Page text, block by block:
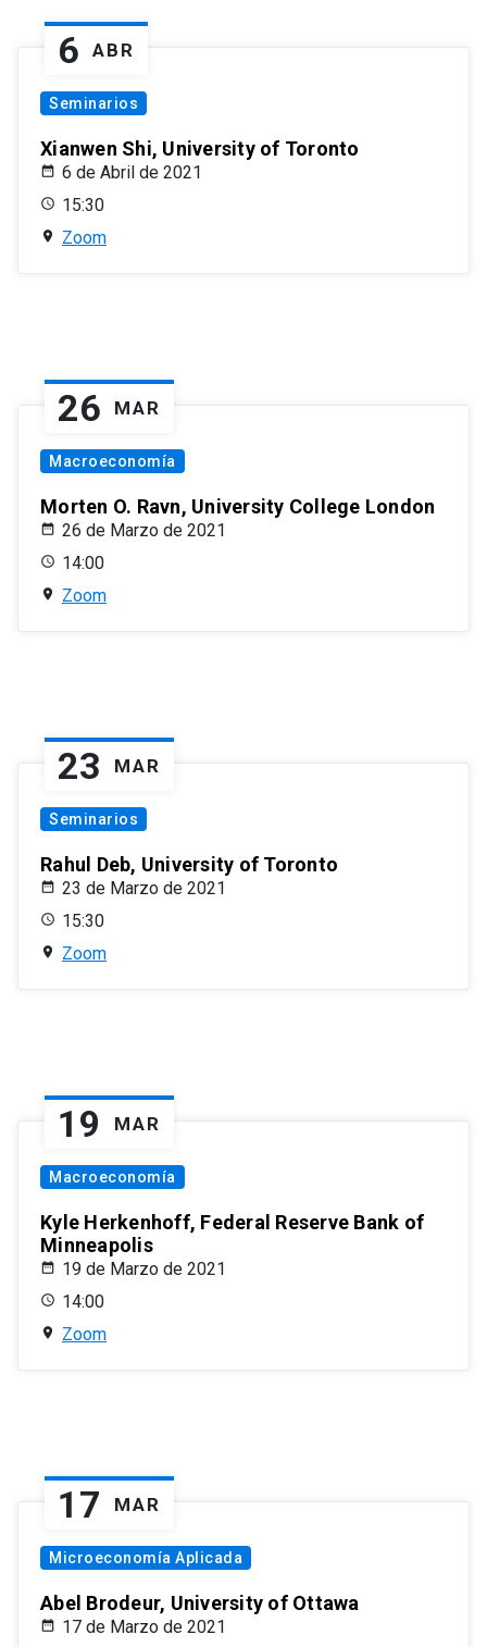
6 ABR
Seminarios
Xianwen Shi, University of Toronto
6 de Abril de 2021
15:30
Zoom
26 MAR
Macroeconomía
Morten O. Ravn, University College London
26 de Marzo de 2021
14:00
Zoom
23 MAR
Seminarios
Rahul Deb, University of Toronto
23 de Marzo de 2021
15:30
Zoom
19 MAR
Macroeconomía
Kyle Herkenhoff, Federal Reserve Bank of
Minneapolis
19 de Marzo de 2021
14:00
Zoom
17 MAR
Microeconomía Aplicada
Abel Brodeur, University of Ottawa
17 de Marzo de 2021